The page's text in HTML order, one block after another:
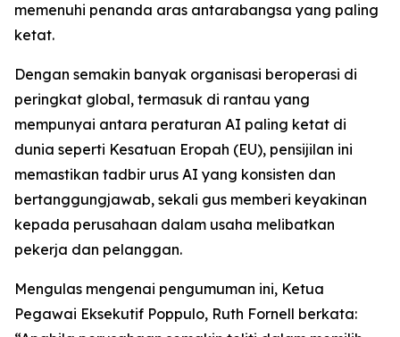
memenuhi penanda aras antarabangsa yang paling
ketat.
Dengan semakin banyak organisasi beroperasi di
peringkat global, termasuk di rantau yang
mempunyai antara peraturan AI paling ketat di
dunia seperti Kesatuan Eropah (EU), pensijilan ini
memastikan tadbir urus AI yang konsisten dan
bertanggungjawab, sekali gus memberi keyakinan
kepada perusahaan dalam usaha melibatkan
pekerja dan pelanggan.
Mengulas mengenai pengumuman ini, Ketua
Pegawai Eksekutif Poppulo, Ruth Fornell berkata: